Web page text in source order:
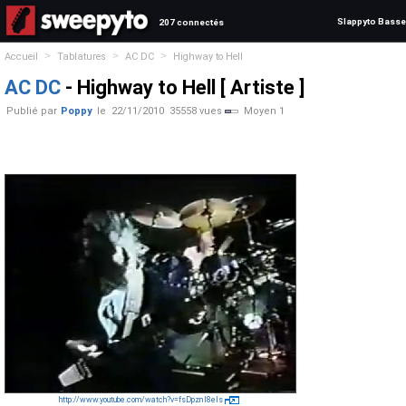
207 connectés Slappyto Basse
Accueil > Tablatures > AC DC > Highway to Hell
AC DC - Highway to Hell [ Artiste ]
Publié par Poppy le 22/11/2010 35558 vues Moyen 1
http://www.youtube.com/watch?v=fsDpznl8eIs